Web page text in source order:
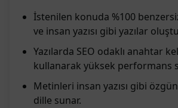
İstenilen konuda %100
ve insan yazısı gibi yazılar
Yazılarda SEO odaklı anahtar
kullanarak yüksek performans
Metinleri insan yazısı gibi
dille sunar.